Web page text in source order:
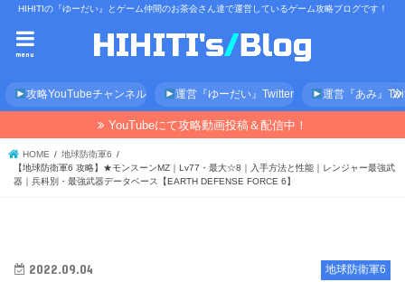
HIHITIの『ゆーだい』とゲーム仲間のお茶会さん達で運営しているゲーム攻略ブログです！
menu
攻略YouTubeチャンネル 運営『ゆーだい』Twitter 運営『あみ』
YouTubeにて攻略動画投稿＆配信中！
HOME
地球防衛軍6
【地球防衛軍6 攻略】★モンスーンMZ｜Lv77・最大☆8｜入手方法と性能｜レンジャー最強武
器｜兵科別・最強武器データベース【EARTH DEFENSE FORCE 6】
地球防衛軍6
2022.09.04